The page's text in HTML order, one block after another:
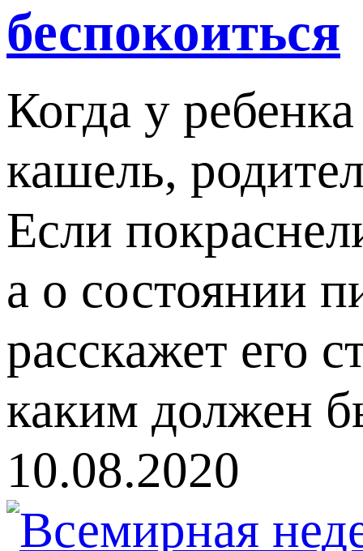
беспокоиться
Когда у
кашель,
Если
а о состоянии
расскажет его
каким должен
10.08.2020